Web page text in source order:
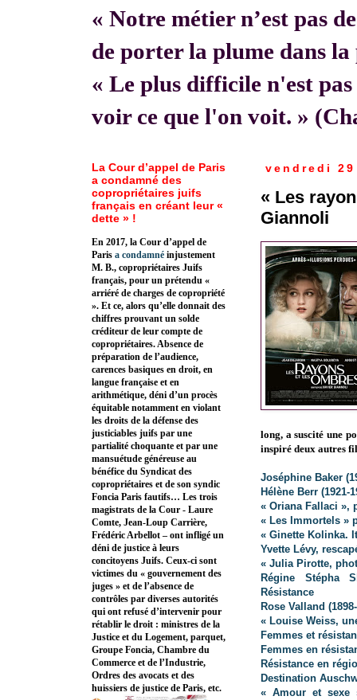
« Notre métier n’est pas
de porter la plume dans
« Le plus difficile n'est
voir ce que l'on voit. »
vendredi
« Les
Giannoli
long, a suscité une
inspiré deux autres
Joséphine Baker
Hélène Berr (1921-
« Oriana Fallaci »,
« Les Immortels »
« Ginette Kolinka.
Yvette Lévy,
« Julia Pirotte,
Régine Stépha
Résistance
Rose Valland
« Louise Weiss,
Femmes et
Femmes en
Résistance en
Destination
« Amour et sexe
La Cour d’appel de Paris
a condamné des
copropriétaires juifs
français en créant leur «
dette » !
En 2017, la Cour d’appel de
Paris a condamné injustement
M. B., copropriétaires Juifs
français, pour un prétendu «
arriéré de charges de copropriété
». Et ce, alors qu’elle donnait des
chiffres prouvant un solde
créditeur de leur compte de
copropriétaires. Absence de
préparation de l’audience,
carences basiques en droit, en
langue française et en
arithmétique, déni d’un procès
équitable notamment en violant
les droits de la défense des
justiciables juifs par une
partialité choquante et par une
mansuétude généreuse au
bénéfice du Syndicat des
copropriétaires et de son syndic
Foncia Paris fautifs… Les trois
magistrats de la Cour - Laure
Comte, Jean-Loup Carrière,
Frédéric Arbellot – ont infligé un
déni de justice à leurs
concitoyens Juifs. Ceux-ci sont
victimes du « gouvernement des
juges » et de l’absence de
contrôles par diverses autorités
qui ont refusé d’intervenir pour
rétablir le droit : ministres de la
Justice et du Logement, parquet,
Groupe Foncia, Chambre du
Commerce et de l’Industrie,
Ordres des avocats et des
huissiers de justice de Paris, etc.